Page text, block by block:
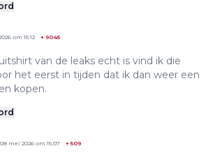
om 15:12 + 9045
van de leaks echt is vind ik die
het eerst in tijden dat ik dan weer een
kopen.
08 mei 2026 om 15:07 +509